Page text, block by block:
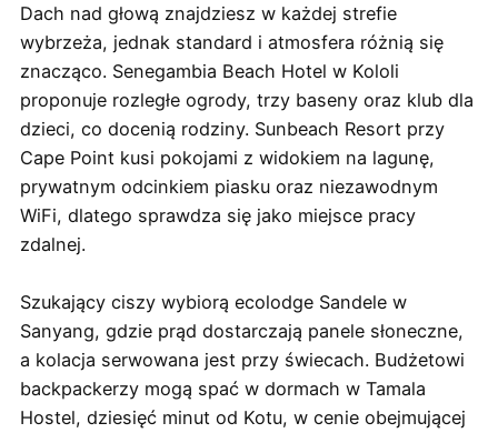
Dach nad głową znajdziesz w każdej strefie
wybrzeża, jednak standard i atmosfera różnią się
znacząco. Senegambia Beach Hotel w Kololi
proponuje rozległe ogrody, trzy baseny oraz klub dla
dzieci, co docenią rodziny. Sunbeach Resort przy
Cape Point kusi pokojami z widokiem na lagunę,
prywatnym odcinkiem piasku oraz niezawodnym
WiFi, dlatego sprawdza się jako miejsce pracy
zdalnej.
Szukający ciszy wybiorą ecolodge Sandele w
Sanyang, gdzie prąd dostarczają panele słoneczne,
a kolacja serwowana jest przy świecach. Budżetowi
backpackerzy mogą spać w dormach w Tamala
Hostel, dziesięć minut od Kotu, w cenie obejmującej